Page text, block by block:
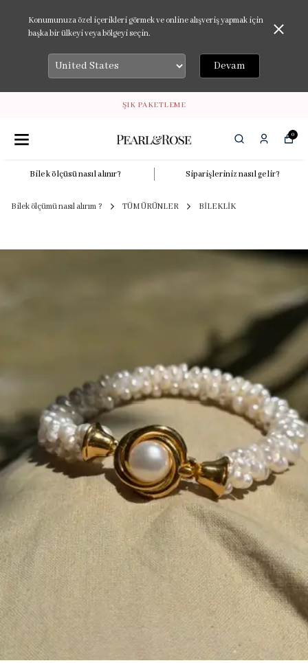
Konumunuza özel içerikleri görmek ve online alışveriş yapmak için
başka bir ülkeyi veya bölgeyi seçin.
Devam
ŞIK PAKETLEME
0
Bilek ölçüsü nasıl alınır? Siparişleriniz nasıl gelir?
Bilek ölçümü nasıl alırım ? TÜM ÜRÜNLER BİLEKLİK